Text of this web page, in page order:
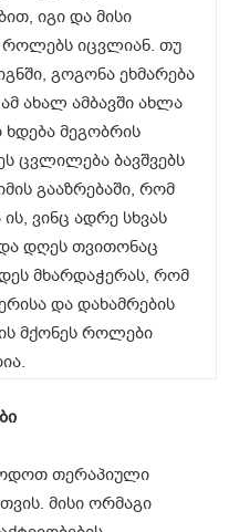
იგი და მისი
როლებს იცვლიან. თუ
გოგონა ეხმარება
ახალ ამბავში ახლა
ხდება მეგობრის
ცვლილება ბავშვებს
გააზრებაში, რომ
ვინც ადრე სხვას
დღეს თვითონაც
მხარდაჭერას, რომ
და დახამრების
მქონეს როლები
თერაპიული
მისი ორმაგი